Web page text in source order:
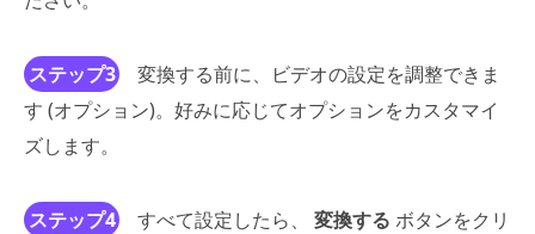
ステップ3
変換する前に、ビデオの設定を調整できま
す (オプション)。好みに応じてオプションをカスタマイ
ズします。
ステップ4 すべて設定したら、 変換する ボタンをクリ